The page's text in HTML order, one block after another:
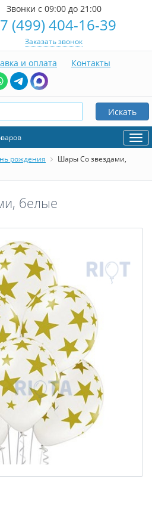
Звонки с 09:00 до 21:00
(499) 404-16-39
Заказать звонок
и оплата Контакты
Искать
рождения
Шары Со звездами,
белые